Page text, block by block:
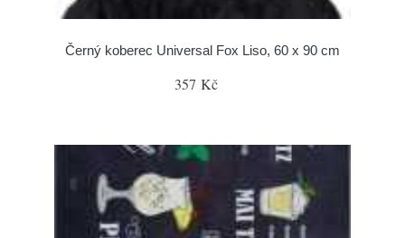
Černý koberec Universal Fox Liso, 60 x 90 cm
357 Kč